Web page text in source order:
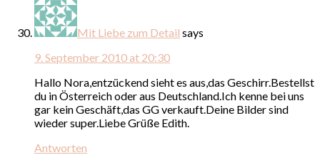
Mit Liebe zum Detail says
9. September 2010 at 20:30
Hallo Nora,entzückend sieht es aus,das Geschirr.Bestellst
du in Österreich oder aus Deutschland.Ich kenne bei uns
gar kein Geschäft,das GG verkauft.Deine Bilder sind
wieder super.Liebe Grüße Edith.
Antworten